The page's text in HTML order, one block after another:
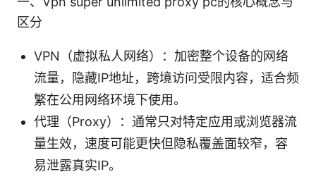
区分
VPN（虚拟私人网络）：加密整个设备的网络
流量，隐藏IP地址，跨境访问受限内容，适合频
繁在公用网络环境下使用。
代理（Proxy）：通常只对特定应用或浏览器流
量生效，速度可能更快但隐私覆盖面较窄，容
易泄露真实IP。